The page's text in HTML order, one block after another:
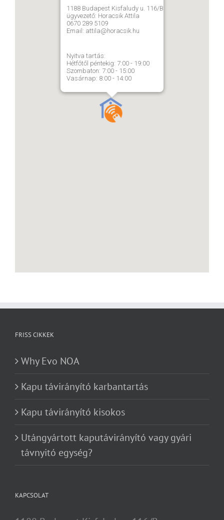
1188 Budapest Kisfaludy u. 116/B
ügyvezető: Horacsik Attila
0670 289 5109
Email: attila@horacsik.hu
Nyitva tartás:
Hétfőtől péntekig: 7:00 - 19:00
Szombaton: 7:00 - 15:00
Vasárnap: 8:00 - 14:00
FRISS CIKKEK
Why Evo NOA
Kapu távirányító karbantartás
Kapu távirányító kisokos
Utángyártott kaputávirányító vagy gyári
távnyitó egység?
KAPCSOLAT